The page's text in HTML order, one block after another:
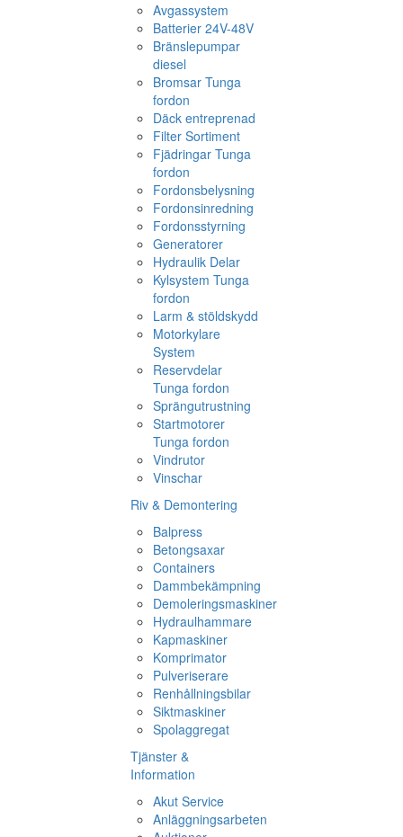
Avgassystem
Batterier 24V-48V
Bränslepumpar
diesel
Bromsar Tunga
fordon
Däck entreprenad
Filter Sortiment
Fjädringar Tunga
fordon
Fordonsbelysning
Fordonsinredning
Fordonsstyrning
Generatorer
Hydraulik Delar
Kylsystem Tunga
fordon
Larm & stöldskydd
Motorkylare
System
Reservdelar
Tunga fordon
Sprängutrustning
Startmotorer
Tunga fordon
Vindrutor
Vinschar
Riv & Demontering
Balpress
Betongsaxar
Containers
Dammbekämpning
Demoleringsmaskiner
Hydraulhammare
Kapmaskiner
Komprimator
Pulveriserare
Renhållningsbilar
Siktmaskiner
Spolaggregat
Tjänster &
Information
Akut Service
Anläggningsarbeten